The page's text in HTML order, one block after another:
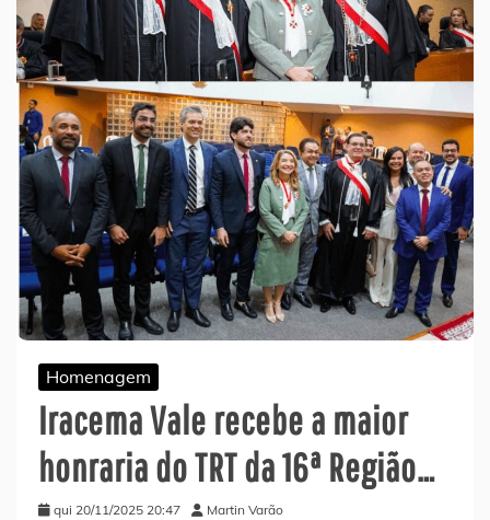
Homenagem
Iracema Vale recebe a maior
honraria do TRT da 16ª Região…
qui 20/11/2025 20:47 Martin Varão